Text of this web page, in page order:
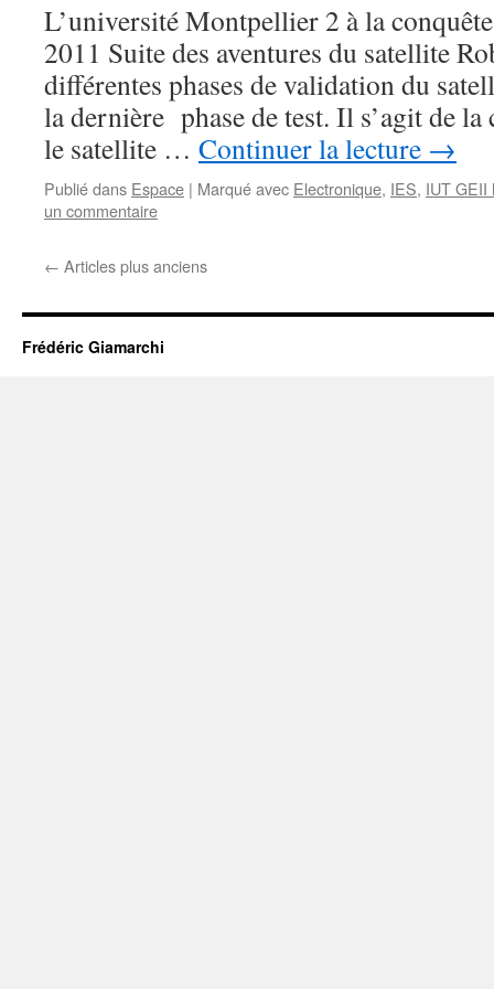
L’université Montpellier 2 à la
2011 Suite des aventures du satellite
différentes phases de validation du
la dernière phase de test. Il s’agit de
le satellite … Continuer la lecture →
Publié dans Espace | Marqué avec Electronique, IES, IUT GEII
un commentaire
← Articles plus anciens
Frédéric Giamarchi